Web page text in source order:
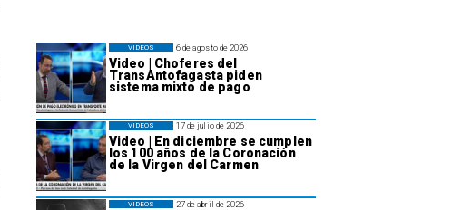
6 de agosto de 2026
Video | Choferes del
TransAntofagasta piden
sistema mixto de pago
VIDEOS
17 de julio de 2026
Video | En diciembre se cumplen
los 100 años de la Coronación
de la Virgen del Carmen
VIDEOS
27 de abril de 2026
VIDEOS